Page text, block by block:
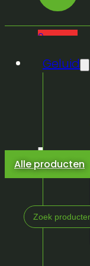
0
Geluid
Alle producten
Search
...